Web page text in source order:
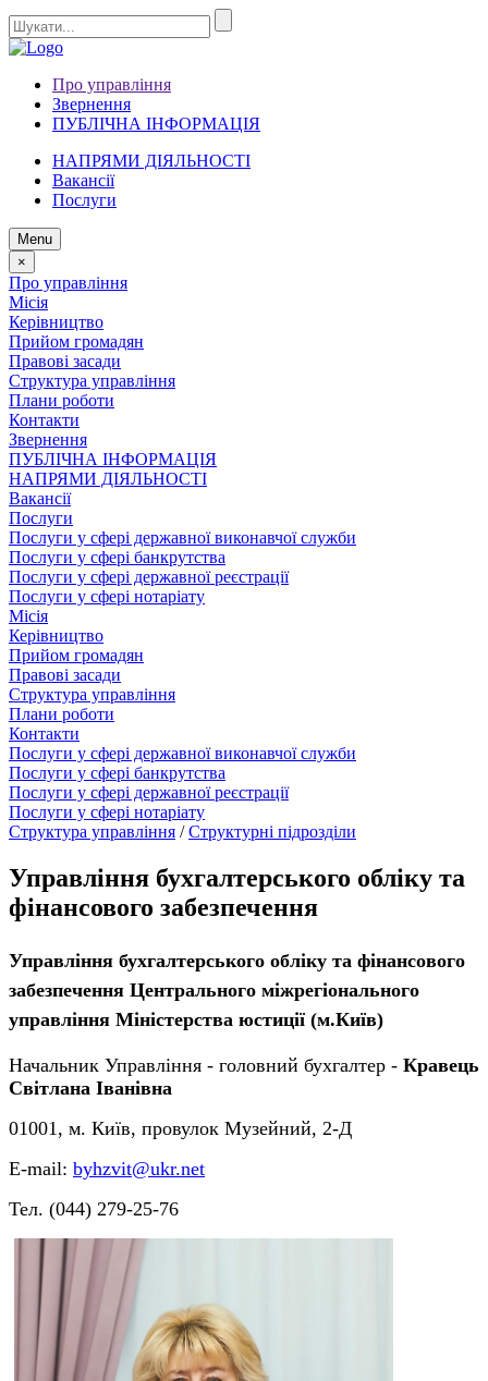
Про управління
Звернення
ПУБЛІЧНА ІНФОРМАЦІЯ
НАПРЯМИ ДІЯЛЬНОСТІ
Вакансії
Послуги
Menu
×
Про управління
Місія
Керівництво
Прийом громадян
Правові засади
Структура управління
Плани роботи
Контакти
Звернення
ПУБЛІЧНА ІНФОРМАЦІЯ
НАПРЯМИ ДІЯЛЬНОСТІ
Вакансії
Послуги
Послуги у сфері державної виконавчої служби
Послуги у сфері банкрутства
Послуги у сфері державної реєстрації
Послуги у сфері нотаріату
Місія
Керівництво
Прийом громадян
Правові засади
Структура управління
Плани роботи
Контакти
Послуги у сфері державної виконавчої служби
Послуги у сфері банкрутства
Послуги у сфері державної реєстрації
Послуги у сфері нотаріату
Структура управління /Структурні підрозділи
Управління бухгалтерського обліку та
фінансового забезпечення
Управління бухгалтерського обліку та фінансового
забезпечення Центрального міжрегіонального
управління Міністерства юстиції (м.Київ)
Начальник Управління - головний бухгалтер - Кравець
Світлана Іванівна
01001, м. Київ, провулок Музейний, 2-Д
Е-mail: byhzvit@ukr.net
Тел. (044) 279-25-76